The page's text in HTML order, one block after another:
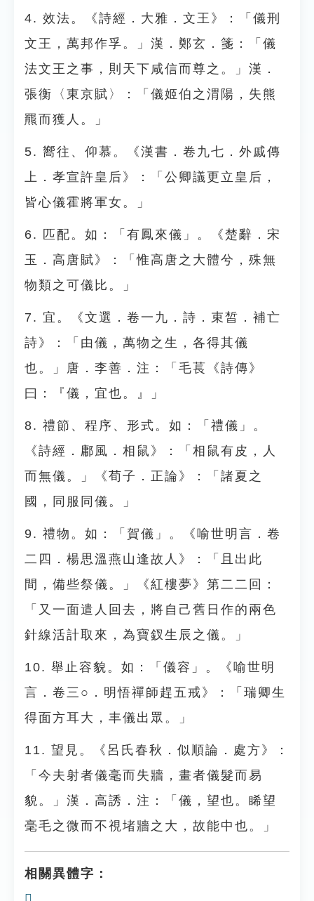
4. 效法。《詩經．大雅．文王》：「儀刑
文王，萬邦作孚。」漢．鄭玄．箋：「儀
法文王之事，則天下咸信而尊之。」漢．
張衡〈東京賦〉：「儀姬伯之渭陽，失熊
羆而獲人。」
5. 嚮往、仰慕。《漢書．卷九七．外戚傳
上．孝宣許皇后》：「公卿議更立皇后，
皆心儀霍將軍女。」
6. 匹配。如：「有鳳來儀」。《楚辭．宋
玉．高唐賦》：「惟高唐之大體兮，殊無
物類之可儀比。」
7. 宜。《文選．卷一九．詩．束皙．補亡
詩》：「由儀，萬物之生，各得其儀
也。」唐．李善．注：「毛萇《詩傳》
曰：『儀，宜也。』」
8. 禮節、程序、形式。如：「禮儀」。
《詩經．鄘風．相鼠》：「相鼠有皮，人
而無儀。」《荀子．正論》：「諸夏之
國，同服同儀。」
9. 禮物。如：「賀儀」。《喻世明言．卷
二四．楊思溫燕山逢故人》：「且出此
間，備些祭儀。」《紅樓夢》第二二回：
「又一面遣人回去，將自己舊日作的兩色
針線活計取來，為寶釵生辰之儀。」
10. 舉止容貌。如：「儀容」。《喻世明
言．卷三○．明悟禪師趕五戒》：「瑞卿生
得面方耳大，丰儀出眾。」
11. 望見。《呂氏春秋．似順論．處方》：
「今夫射者儀毫而失牆，畫者儀髮而易
貌。」漢．高誘．注：「儀，望也。睎望
毫毛之微而不視堵牆之大，故能中也。」
相關異體字：